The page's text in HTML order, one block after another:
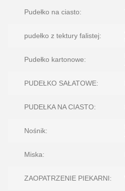
Pudełko na ciasto:
pudełko z tektury falistej:
Pudełko kartonowe:
PUDEŁKO SAŁATOWE:
PUDEŁKA NA CIASTO:
Nośnik:
Miska:
ZAOPATRZENIE PIEKARNI: